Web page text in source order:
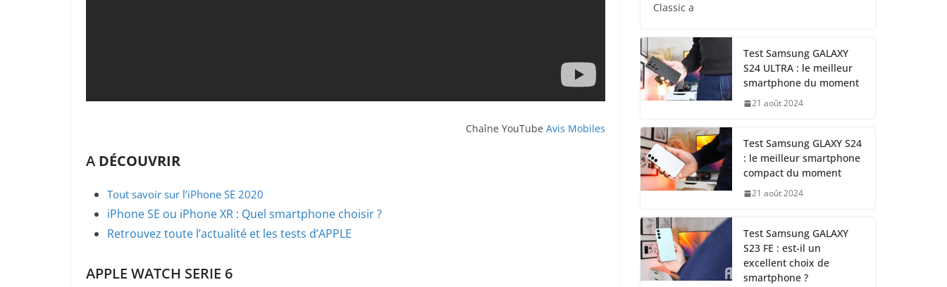
Chaîne YouTube Avis Mobiles
A DÉCOUVRIR
Tout savoir sur l’iPhone SE 2020
iPhone SE ou iPhone XR : Quel smartphone choisir ?
Retrouvez toute l’actualité et les tests d’APPLE
APPLE WATCH SERIE 6
Classic a
Test Samsung GALAXY
S24 ULTRA : le meilleur
smartphone du moment
21 août 2024
Test Samsung GLAXY S24
: le meilleur smartphone
compact du moment
21 août 2024
Test Samsung GALAXY
S23 FE : est-il un
excellent choix de
smartphone ?